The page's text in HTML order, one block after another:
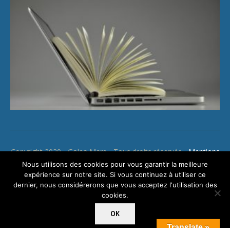
Copyright 2020 - Golea Mare - Tous droits réservés -Mentions
légales
Nous utilisons des cookies pour vous garantir la meilleure
expérience sur notre site. Si vous continuez à utiliser ce
dernier, nous considérerons que vous acceptez l'utilisation des
cookies.
OK